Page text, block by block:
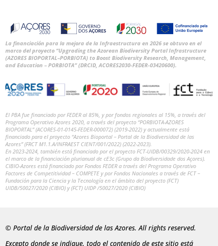
La financiación para la mejora de la Infraestructura en 2026 se obtuvo en el
marco del proyecto “Upgrading the Azorean Biodiversity Portal Infrastructure
(AZORES BIOPORTAL–PORBIOTA) to Boost Biodiversity Research, Management,
and Education – PORBIOTA” (DRCID, ACORES2030-FEDER-03420600).
El PBA fue financiado por FEDER al 85%, y por fondos regionales al 15%, a través del
Programa Operativo Azores 2020, a través del proyecto “PORBIOTA-AZORES
BIOPORTAL” (ACORES-01-0145-FEDER-000072) (2019-2022) y actualmente está
financiado para el proyecto “Azores Bioportal – Portal de la Biodiversidad de las
Azores” (FRCT M1.1.A/INFRAEST CIENT/001/2022) (2022-2023).
En 2023-2024, también está financiado por el proyecto FCT-UIDB/00329/2020-2024 en
el marco de la financiación plurianual de cE3c (Grupo da Biodiversidade dos Açores).
CIBIO-Azores está financiado por Fondos FEDER a través del Programa Operativo
Factores de Competitividad – COMPETE y por Fondos Nacionales a través de FCT –
Fundación para la Ciencia y la Tecnología en el ámbito del proyecto (FCT)
UIDB/50027/2020 (CIBIO) y (FCT) UIDP /50027/2020 (CIBIO)
© Portal de la Biodiversidad de las Azores. All rights reserved.
Excepto donde se indique, todo el contenido de este sitio está